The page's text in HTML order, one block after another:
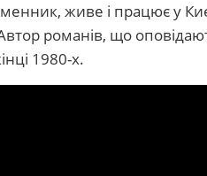
живе і працює у
романів, що
1980-х.